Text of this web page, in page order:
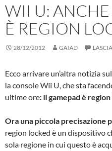
WII U:
È REGION
28/12/2012 GAIAD
Ecco arrivare un’altra notizia
la console Wii U, che sta
ultime ore: il gamepad è
Ora una piccola precisazione
region locked è un dispositivo
sola regione in cui questo è